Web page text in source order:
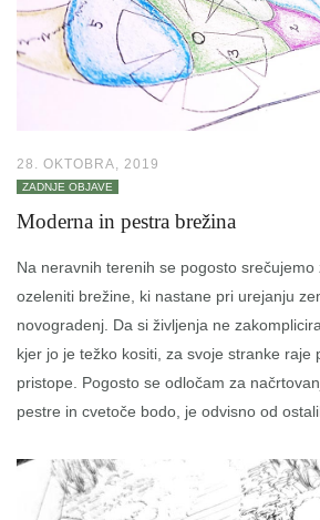
28. OKTOBRA, 2019
ZADNJE OBJAVE
Moderna in pestra brežina
Na neravnih terenih se pogosto srečujemo
ozeleniti brežine, ki nastane pri urejanju
novogradenj. Da si življenja ne
kjer jo je težko kositi, za svoje stranke raje
pristope. Pogosto se odločam za
pestre in cvetoče bodo, je odvisno od